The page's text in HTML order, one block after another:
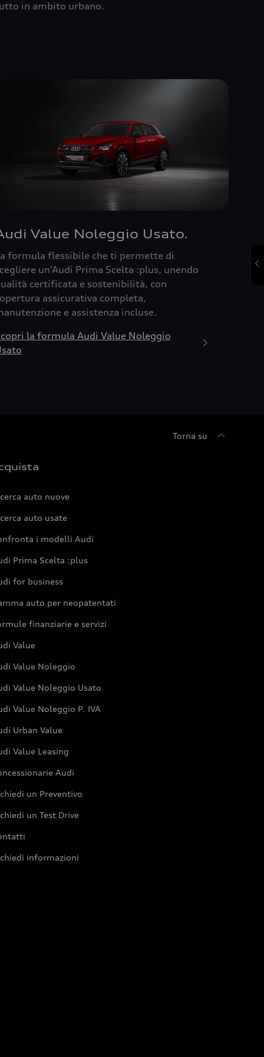
in ambito urbano.
Value Noleggio Usato.
formula flessibile che ti permette di
un’Audi Prima Scelta :plus, unendo
certificata e sostenibilità, con
assicurativa completa,
e assistenza incluse.
la formula Audi Value Noleggio
Torna su
auto nuove
auto usate
i modelli Audi
Prima Scelta :plus
for business
auto per neopatentati
finanziarie e servizi
Value
Value Noleggio
Value Noleggio Usato
Value Noleggio P. IVA
Urban Value
Value Leasing
Audi
un Preventivo
un Test Drive
informazioni